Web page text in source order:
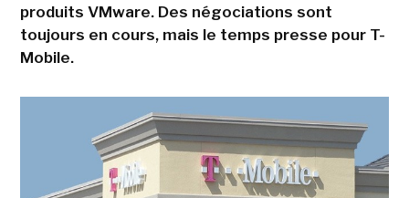
produits VMware. Des négociations sont
toujours en cours, mais le temps presse pour T-
Mobile.